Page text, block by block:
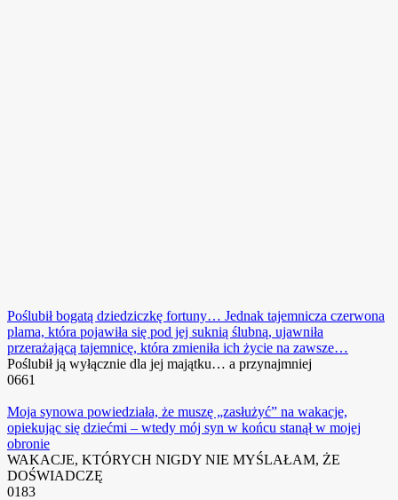
Poślubił bogatą dziedziczkę fortuny… Jednak tajemnicza czerwona
plama, która pojawiła się pod jej suknią ślubną, ujawniła
przerażającą tajemnicę, która zmieniła ich życie na zawsze…
Poślubił ją wyłącznie dla jej majątku… a przynajmniej
0661
Moja synowa powiedziała, że ​​muszę „zasłużyć” na wakacje,
opiekując się dziećmi – wtedy mój syn w końcu stanął w mojej
obronie
WAKACJE, KTÓRYCH NIGDY NIE MYŚLAŁAM, ŻE
DOŚWIADCZĘ
0183